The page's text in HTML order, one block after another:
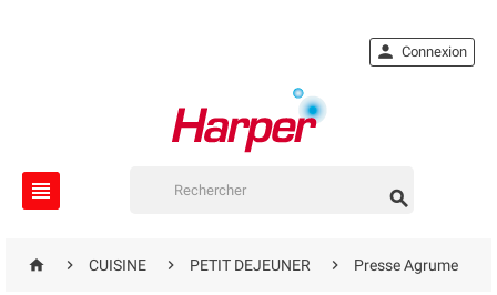
 
 Connexion
  CUISINE  PETIT DEJEUNER  Presse Agrume